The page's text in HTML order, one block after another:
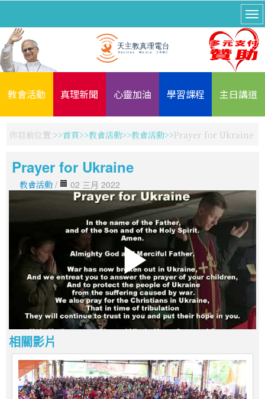
教會活動 真理新聞 心靈加油 學習課程 主日講道
你目前位置: 首頁 教會活動 教會活動 Prayer for Ukraine
Prayer for Ukraine
教會活動 / 02 三月 2022
相關影片